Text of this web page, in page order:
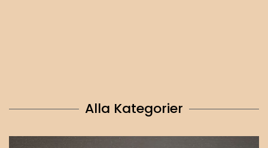
Alla Kategorier